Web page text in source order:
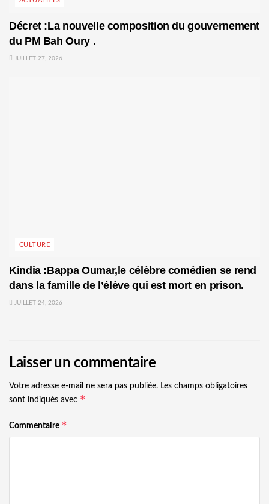
Décret :La nouvelle composition du gouvernement
du PM Bah Oury .
JUILLET 27, 2026
CULTURE
Kindia :Bappa Oumar,le célèbre comédien se rend
dans la famille de l’élève qui est mort en prison.
JUILLET 24, 2026
Laisser un commentaire
Votre adresse e-mail ne sera pas publiée. Les champs obligatoires
sont indiqués avec *
Commentaire *